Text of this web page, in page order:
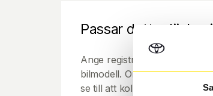
Passar detta däck
Ange registreringsnummer
bilmodell. Om du köper däck
se till att kolla en extra gång